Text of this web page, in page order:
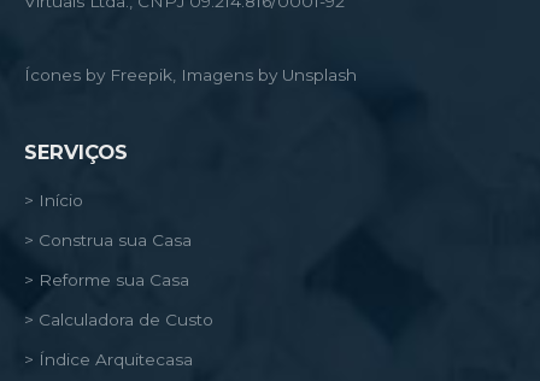
Ícones by Freepik, Imagens by Unsplash
SERVIÇOS
> Início
> Construa sua Casa
> Reforme sua Casa
> Calculadora de Custo
> Índice Arquitecasa